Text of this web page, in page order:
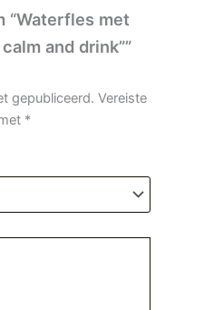
“Waterfles met
and drink””
gepubliceerd. Vereiste
*